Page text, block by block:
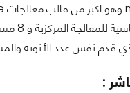
: